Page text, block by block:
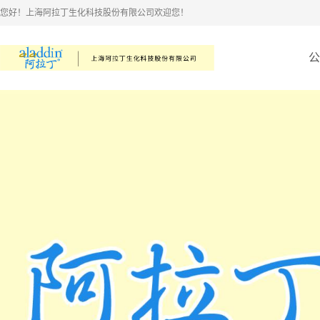
您好！上海阿拉丁生化科技股份有限公司欢迎您！